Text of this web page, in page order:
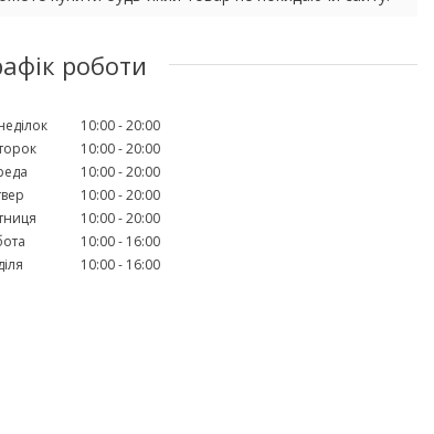
роботи
10:00 20:00
10:00 20:00
10:00 20:00
10:00 20:00
10:00 20:00
10:00
16:00
10:00 16:00